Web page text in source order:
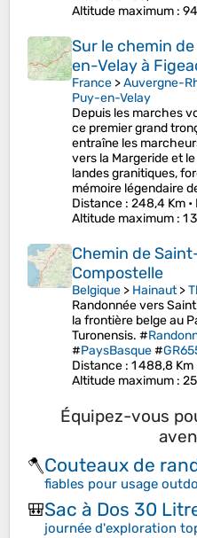
Altitude maximum :
Sur le chemin
en-Velay à
France >Auvergne-
Puy-en-Velay
Depuis les marches
ce premier grand
entraîne les
vers la Margeride et
landes granitiques,
mémoire légendaire
Distance : 248,4 Km •
Altitude maximum : 1
Chemin de
Compostelle
Belgique > Hainaut>
Randonnée vers
la frontière belge au
Turonensis. #
#PaysBasque#
Distance : 1 488,8 Km
Altitude maximum :
Équipez-vous
🪓Couteaux de
fiables pour usage
🎒Sac à Dos 30
journée d'exploration